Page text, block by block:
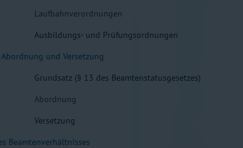
Laufbahnverordnungen
Ausbildungs- und Prüfungsordnungen
und Versetzung
Grundsatz (§ 13 des Beamtenstatusgesetzes)
Abordnung
Versetzung
Beamtenverhältnisses